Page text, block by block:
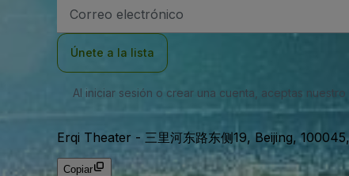
de
Únete a la lista
Al iniciar sesión o crear una cuenta, aceptas nuestro
Erqi Theater - 三里河东路东侧19, Beijing,
Copiar